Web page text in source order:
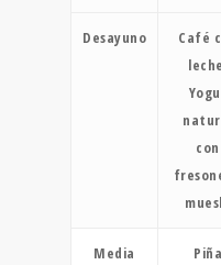
Desayuno
Café
con
Media
Piña